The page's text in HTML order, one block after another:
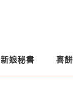
新娘秘書 喜餅